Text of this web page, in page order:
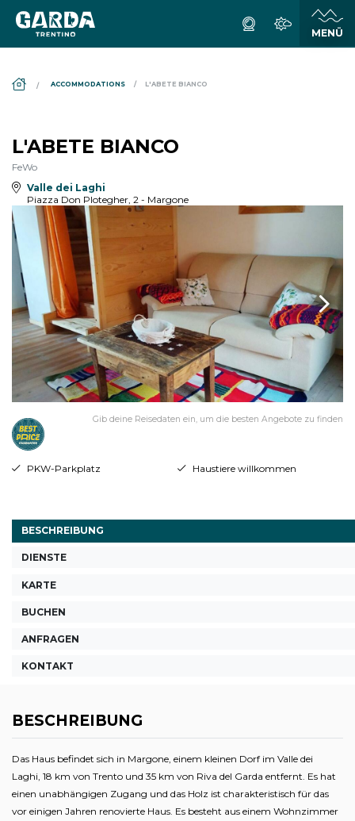
ACCOMMODATIONS L'ABETE BIANCO
L'ABETE BIANCO
FeWo
Valle dei Laghi
Piazza Don Plotegher, 2 - Margone
Gib deine Reisedaten ein, um die besten Angebote zu finden
PKW-Parkplatz Haustiere willkommen
BESCHREIBUNG
DIENSTE
KARTE
BUCHEN
ANFRAGEN
KONTAKT
BESCHREIBUNG
Das Haus befindet sich in Margone, einem kleinen Dorf im Valle dei
Laghi, 18 km von Trento und 35 km von Riva del Garda entfernt. Es hat
einen unabhängigen Zugang und das Holz ist charakteristisch für das
vor einigen Jahren renovierte Haus. Es besteht aus einem Wohnzimmer